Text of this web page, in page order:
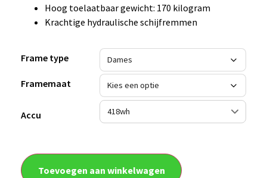
Hoog toelaatbaar gewicht: 170 kilogram
Krachtige hydraulische schijfremmen
Frame type
Framemaat
Accu
Toevoegen aan winkelwagen